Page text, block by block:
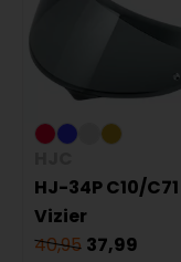
HJ-34P C10/C71
Vizier
40,95 37,99